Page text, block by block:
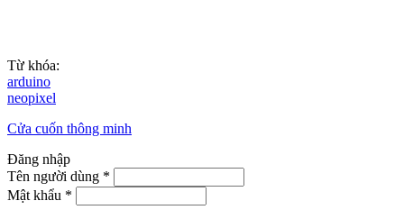
Từ khóa:
arduino
neopixel
Cửa cuốn thông minh
Đăng nhập
Tên người dùng *
Mật khẩu *